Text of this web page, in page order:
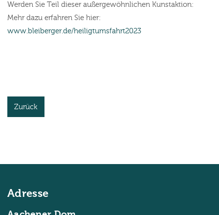
Werden Sie Teil dieser außergewöhnlichen Kunstaktion:
Mehr dazu erfahren Sie hier:
www.bleiberger.de/heiligtumsfahrt2023
Zurück
Adresse